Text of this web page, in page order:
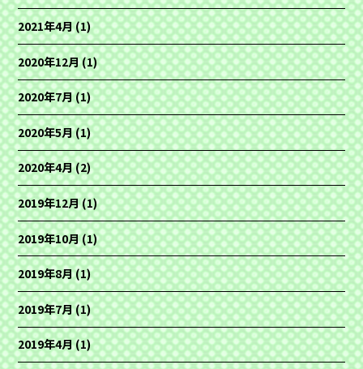
2021年4月(1)
2020年12月(1)
2020年7月(1)
2020年5月(1)
2020年4月(2)
2019年12月(1)
2019年10月(1)
2019年8月(1)
2019年7月(1)
2019年4月(1)